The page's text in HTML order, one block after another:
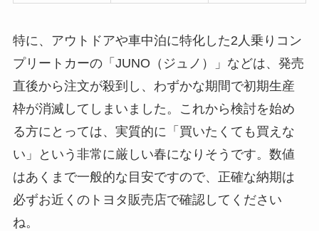
特に、アウトドアや車中泊に特化した2人乗りコン
プリートカーの「JUNO（ジュノ）」などは、発売
直後から注文が殺到し、わずかな期間で初期生産
枠が消滅してしまいました。これから検討を始め
る方にとっては、実質的に「買いたくても買えな
い」という非常に厳しい春になりそうです。数値
はあくまで一般的な目安ですので、正確な納期は
必ずお近くのトヨタ販売店で確認してください
ね。